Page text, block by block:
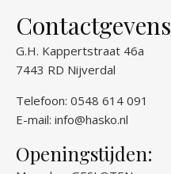
Contactgevens
G.H. Kappertstraat 46a
7443 RD Nijverdal
Telefoon: 0548 614 091
E-mail: info@hasko.nl
Openingstijden: